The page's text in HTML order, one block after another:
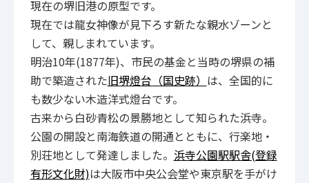
現在の堺旧港の原型です。
現在では龍女神像が見下ろす新たな親水ゾーンと
して、親しまれています。
明治10年(1877年)、市民の基金と当時の堺県の補
助で築造された旧堺燈台（国史跡） は、全国的に
も数少ない木造洋式燈台です。
古来から白砂青松の景勝地として知られた浜寺。
公園の開設と南海鉄道の開通とともに、行楽地・
別荘地として発達しました。 浜寺公園駅駅舎(登録
有形文化財)は大阪市中央公会堂や東京駅を手がけ